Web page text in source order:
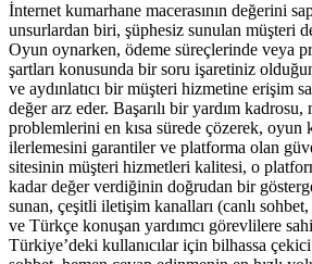
İnternet kumarhane macerasının değerini
unsurlardan biri, şüphesiz sunulan müşteri
Oyun oynarken, ödeme süreçlerinde veya
şartları konusunda bir soru işaretiniz
ve aydınlatıcı bir müşteri hizmetine erişim
değer arz eder. Başarılı bir yardım kadrosu,
problemlerini en kısa sürede çözerek, oyun
ilerlemesini garantiler ve platforma olan
sitesinin müşteri hizmetleri kalitesi, o
kadar değer verdiğinin doğrudan bir
sunan, çeşitli iletişim kanalları (canlı
ve Türkçe konuşan yardımcı görevlilere
Türkiye’deki kullanıcılar için bilhassa çekici